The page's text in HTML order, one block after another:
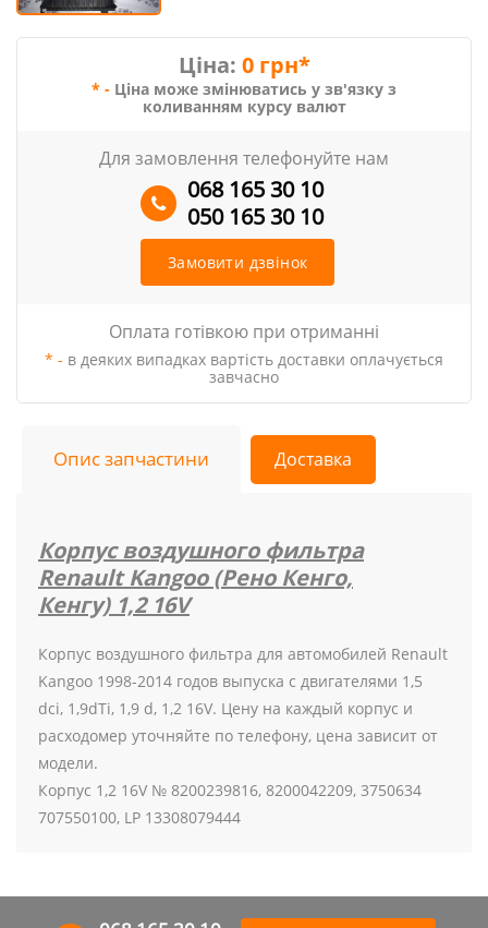
Ціна: 0 грн*
* - Ціна може змінюватись у зв'язку з
коливанням курсу валют
Для замовлення телефонуйте нам
068 165 30 10
050 165 30 10
Замовити дзвінок
Оплата готівкою при отриманні
* - в деяких випадках вартість доставки оплачується
завчасно
Опис запчастини Доставка
Корпус воздушного фильтра
RenaultKangoo (Рено Кенго,
Кенгу) 1,2 16V
Корпус воздушного фильтра для автомобилей Renault
Kangoo 1998-2014 годов выпуска с двигателями 1,5
dci, 1,9dTi, 1,9 d, 1,2 16V. Цену на каждый корпус и
расходомер уточняйте по телефону, цена зависит от
модели.
Корпус 1,2 16V № 8200239816, 8200042209, 3750634
707550100, LP 13308079444